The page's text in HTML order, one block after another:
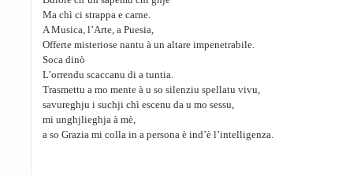
Ma chì ci strappa e carne.
A Musica, l’Arte, a Puesia,
Offerte misteriose nantu à un altare impenetrabile.
Soca dinò
L’orrendu scaccanu di a tuntia.
Trasmettu a mo mente à u so silenziu spellatu vivu,
savureghju i suchji chì escenu da u mo sessu,
mi unghjlieghja à mè,
a so Grazia mi colla in a persona è ind’è l’intelligenza.